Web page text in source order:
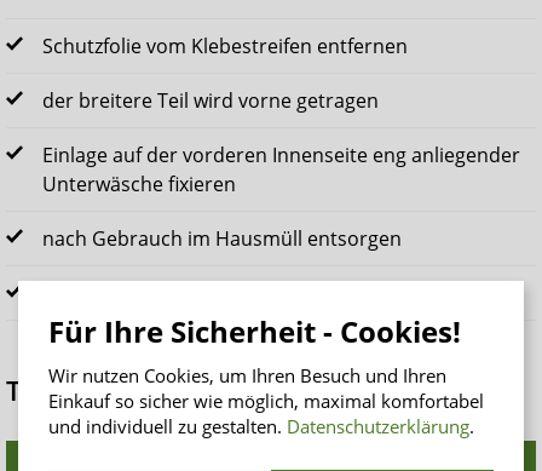
Schutzfolie vom Klebestreifen entfernen
der breitere Teil wird vorne getragen
Einlage auf der vorderen Innenseite eng anliegender
Unterwäsche fixieren
nach Gebrauch im Hausmüll entsorgen
TENA Men Active Fit Level im Vergleich
Für Ihre Sicherheit - Cookies!
Wir nutzen Cookies, um Ihren Besuch und Ihren
Einkauf so sicher wie möglich, maximal komfortabel
und individuell zu gestalten. Datenschutzerklärung.